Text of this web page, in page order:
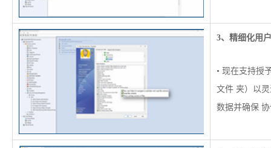
3、精细化用
• 现在支持授
文件 夹）以
数据并确保